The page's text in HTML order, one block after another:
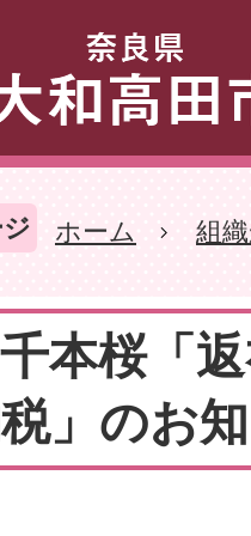
ホーム 組
本桜「
」のお